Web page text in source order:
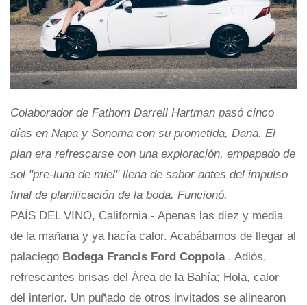
Colaborador de Fathom Darrell Hartman pasó cinco
días en Napa y Sonoma con su prometida, Dana. El
plan era refrescarse con una exploración, empapado de
sol "pre-luna de miel" llena de sabor antes del impulso
final de planificación de la boda. Funcionó.
PAÍS DEL VINO, California - Apenas las diez y media
de la mañana y ya hacía calor. Acabábamos de llegar al
palaciego Bodega Francis Ford Coppola . Adiós,
refrescantes brisas del Área de la Bahía; Hola, calor
del interior. Un puñado de otros invitados se alinearon